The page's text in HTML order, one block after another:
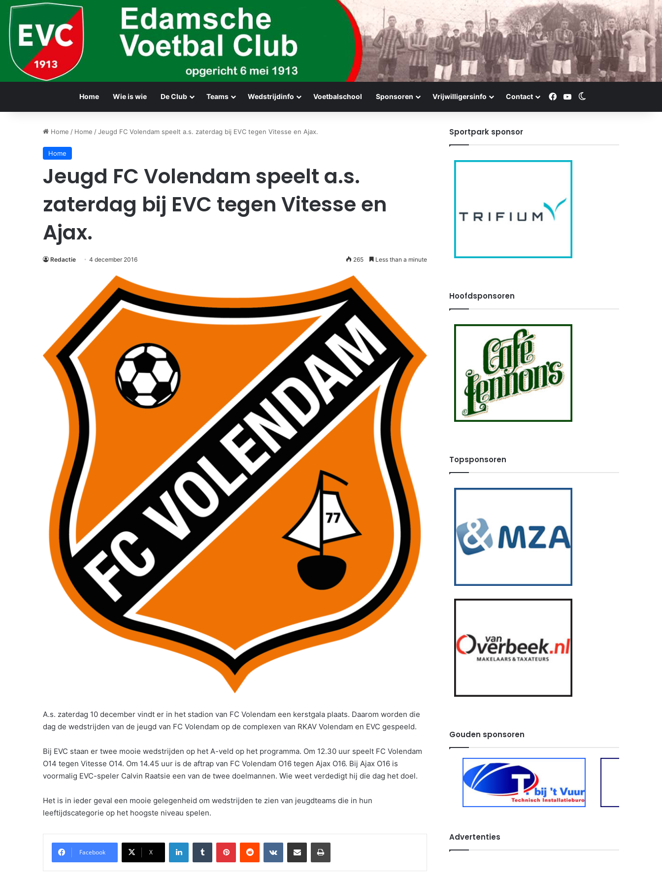
Home Wie is wie De Club Teams Wedstrijdinfo Voetbalschool Sponsoren Vrijwilligersinfo Contact Facebook
YouTube
Home / Home /Jeugd FC Volendam speelt a.s. zaterdag bij EVC tegen Vitesse en Ajax.
Home
Jeugd FC Volendam speelt a.s.
zaterdag bij EVC tegen Vitesse en
Ajax.
Redactie 4 december 2016 265 Less than a minute
A.s. zaterdag 10 december vindt er in het stadion van FC Volendam een kerstgala plaats. Daarom worden die
dag de wedstrijden van de jeugd van FC Volendam op de complexen van RKAV Volendam en EVC gespeeld.
Bij EVC staan er twee mooie wedstrijden op het A-veld op het programma. Om 12.30 uur speelt FC Volendam
O14 tegen Vitesse O14. Om 14.45 uur is de aftrap van FC Volendam O16 tegen Ajax O16. Bij Ajax O16 is
voormalig EVC-speler Calvin Raatsie een van de twee doelmannen. Wie weet verdedigt hij die dag het doel.
Het is in ieder geval een mooie gelegenheid om wedstrijden te zien van jeugdteams die in hun
leeftijdscategorie op het hoogste niveau spelen.
Facebook X
LinkedInTumblr PinterestReddit VKontakteShare via Email Print
Sportpark sponsor
Hoofdsponsoren
Topsponsoren
Gouden sponsoren
Advertenties